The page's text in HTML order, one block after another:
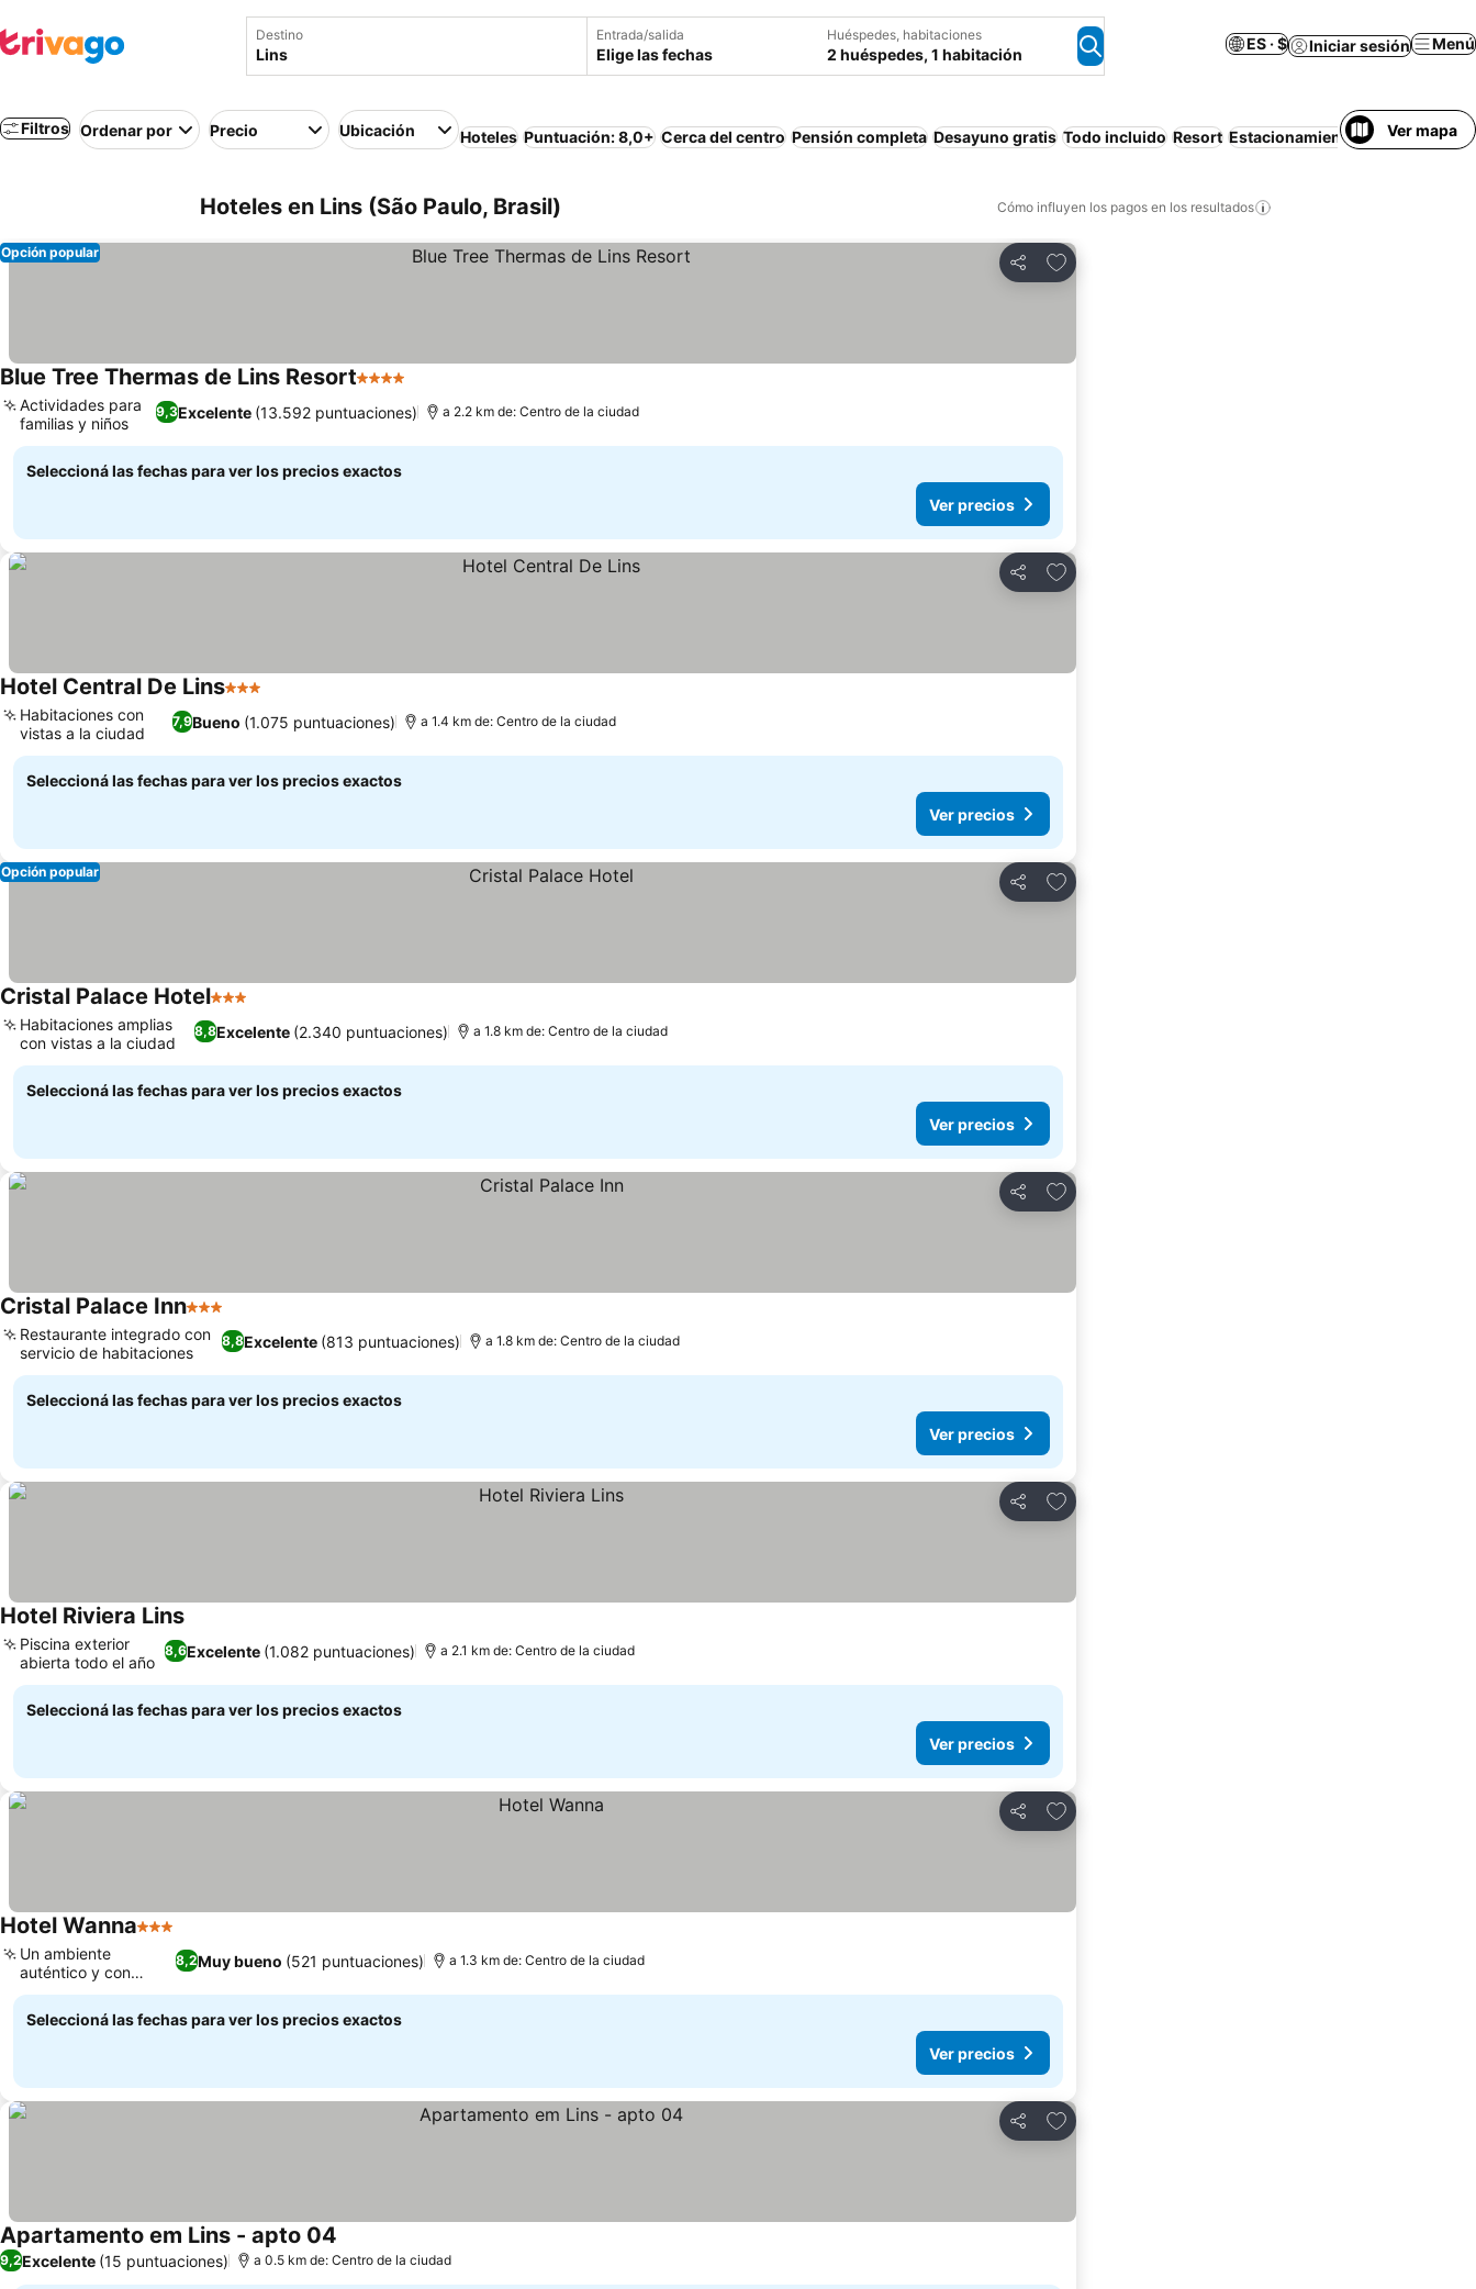
Destino Entrada/salida
Elige las fechas
Huéspedes, habitaciones
2 huéspedes, 1 habitación
ES · $ Iniciar sesión Menú
Filtros Ordenar por Precio Ubicación Hoteles Puntuación: 8,0+ Cerca del centro Pensión completa Desayuno gratis Todo incluido Resort Estacionamiento Piscina
Ver mapa
Hoteles en Lins (São Paulo, Brasil) Cómo influyen los pagos en los resultados
Compartir
Añadir a favoritos
Opción popular
Blue Tree Thermas de Lins Resort4 Estrellas
9,3Excelente (13.592 puntuaciones)
Actividades para
familias y niños
a 2.2 km de: Centro de la ciudad
Seleccioná las fechas para ver los precios exactos
Ver precios
Compartir
Añadir a favoritos
Hotel Central De Lins3 Estrellas
7,9Bueno (1.075 puntuaciones)
Habitaciones con
vistas a la ciudad
a 1.4 km de: Centro de la ciudad
Seleccioná las fechas para ver los precios exactos
Ver precios
Compartir
Añadir a favoritos
Opción popular
Cristal Palace Hotel3 Estrellas
8,8Excelente (2.340 puntuaciones)
Habitaciones amplias
con vistas a la ciudad
a 1.8 km de: Centro de la ciudad
Seleccioná las fechas para ver los precios exactos
Ver precios
Compartir
Añadir a favoritos
Cristal Palace Inn3 Estrellas
8,8Excelente (813 puntuaciones)
Restaurante integrado con
servicio de habitaciones
a 1.8 km de: Centro de la ciudad
Seleccioná las fechas para ver los precios exactos
Ver precios
Compartir
Añadir a favoritos
Hotel Riviera Lins
8,6Excelente (1.082 puntuaciones)
Piscina exterior
abierta todo el año
a 2.1 km de: Centro de la ciudad
Seleccioná las fechas para ver los precios exactos
Ver precios
Compartir
Añadir a favoritos
Hotel Wanna3 Estrellas
8,2Muy bueno (521 puntuaciones)
Un ambiente
auténtico y con
encanto
a 1.3 km de: Centro de la ciudad
Seleccioná las fechas para ver los precios exactos
Ver precios
Compartir
Añadir a favoritos
Apartamento em Lins - apto 04
9,2Excelente (15 puntuaciones) a 0.5 km de: Centro de la ciudad